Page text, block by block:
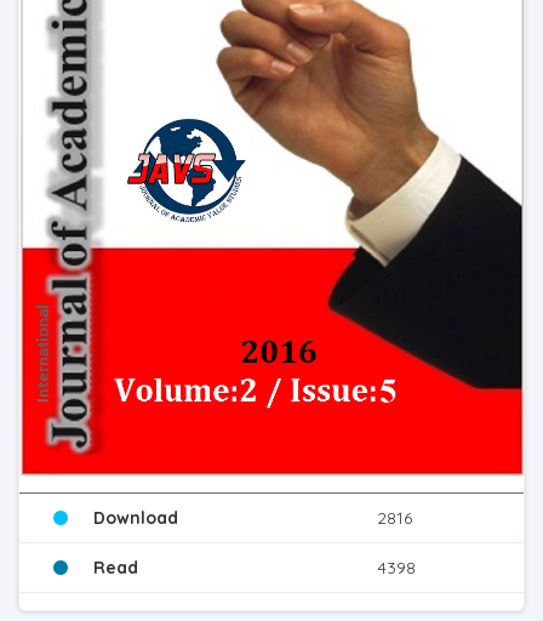
Download 2816
Read 4398